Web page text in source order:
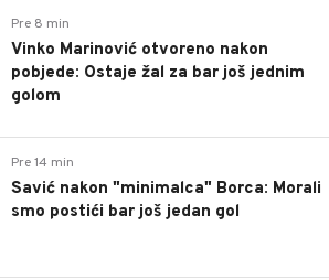
Pre 8 min
Vinko Marinović otvoreno nakon
pobjede: Ostaje žal za bar još jednim
golom
Pre 14 min
Savić nakon "minimalca" Borca: Morali
smo postići bar još jedan gol